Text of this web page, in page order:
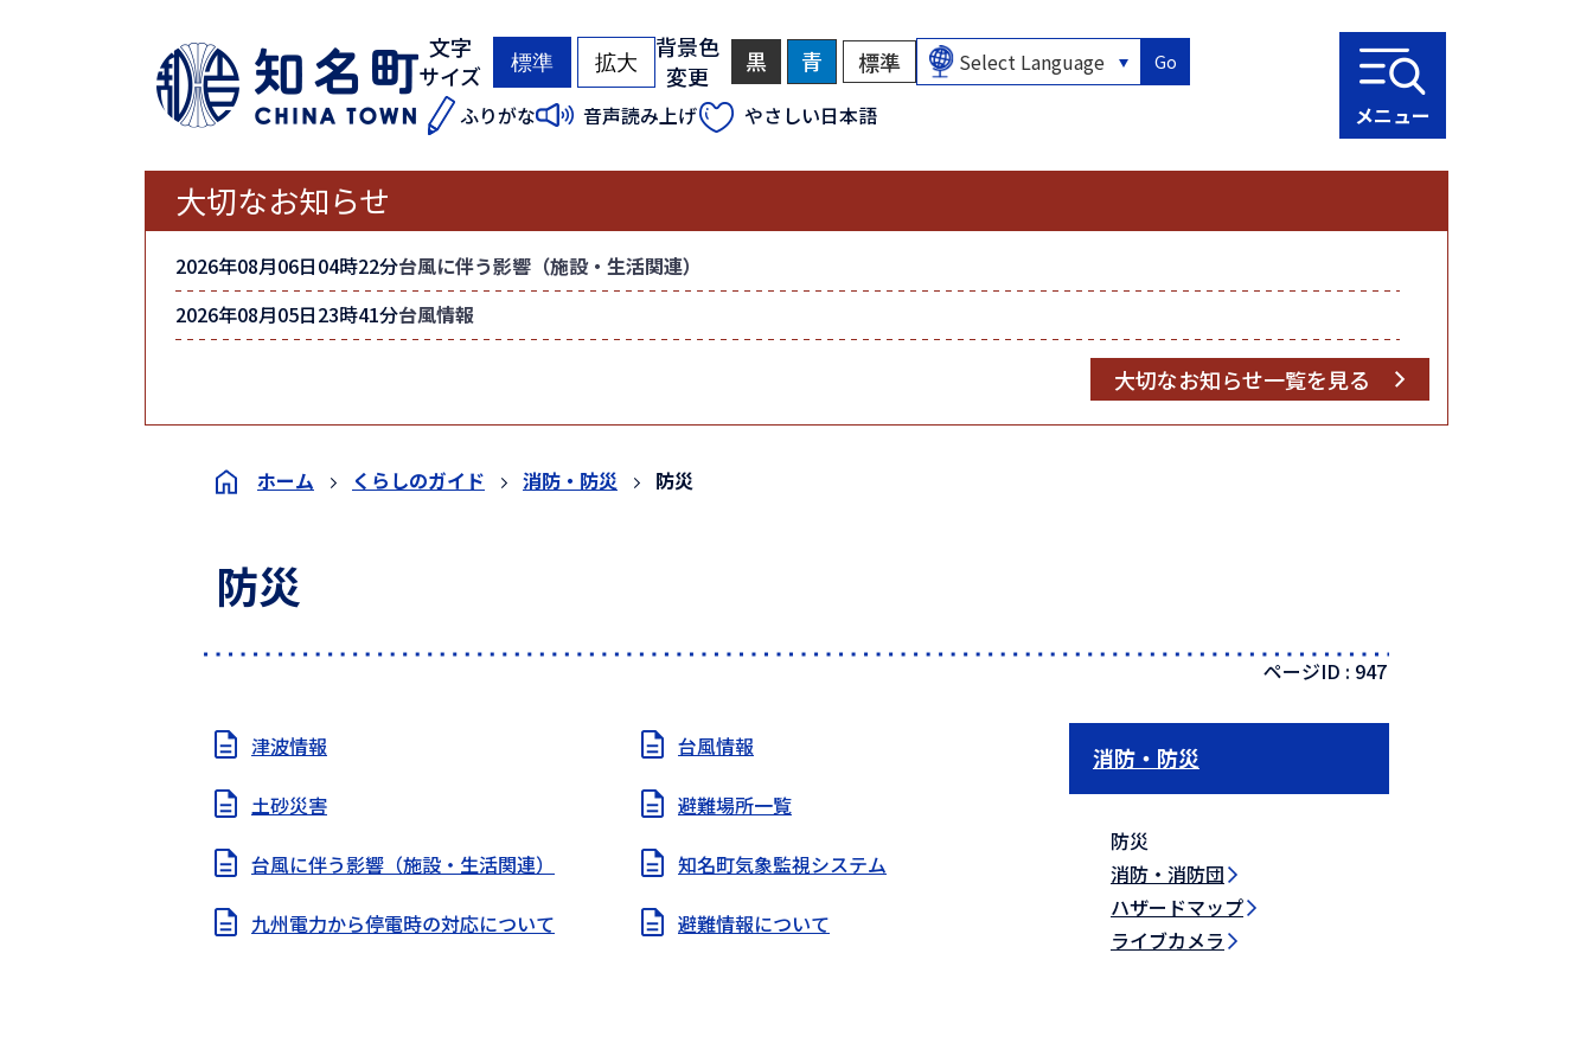
文字
サイズ
標準
（
期
拡大
（
期
背景色
変更
黒
景
色
を
色
る
青
景
色
を
色
る
標準
景
に
Go
ふりがな 音声読み上げ やさしい日本語 メニュー
大切なお知らせ
2026年08月06日04時22分台風に伴う影響（施設・生活関連）
2026年08月05日23時41分台風情報
大切なお知らせ一覧を見る
ホーム くらしのガイド 消防・防災 防災
防災
ページID : 947
津波情報 台風情報
土砂災害 避難場所一覧
台風に伴う影響（施設・生活関連） 知名町気象監視システム
九州電力から停電時の対応について 避難情報について
消防・防災
防災
消防・消防団
ハザードマップ
ライブカメラ